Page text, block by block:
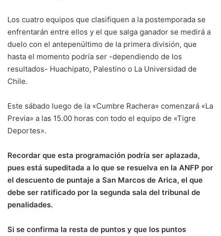
Los cuatro equipos que clasifiquen a la postemporada se
enfrentarán entre ellos y el que salga ganador se medirá a
duelo con el antepenúltimo de la primera división, que
hasta el momento podría ser -dependiendo de los
resultados- Huachipato, Palestino o La Universidad de
Chile.
Este sábado luego de la «Cumbre Rachera» comenzará «La
Previa» a las 15.00 horas con todo el equipo de «Tigre
Deportes».
Recordar que esta programación podría ser aplazada,
pues está supeditada a lo que se resuelva en la ANFP por
el descuento de puntaje a San Marcos de Arica, el que
debe ser ratificado por la segunda sala del tribunal de
penalidades.
Si se confirma la resta de puntos y que los puntos